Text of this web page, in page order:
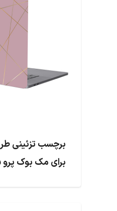
برای مک بوک پرو 15 اینچ 2008-2012